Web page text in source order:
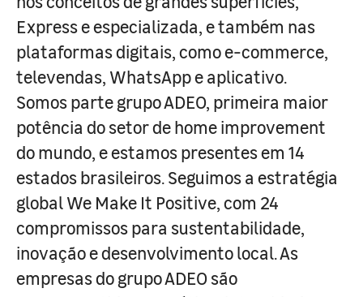
Express e especializada, e também nas
plataformas digitais, como e-commerce,
televendas, WhatsApp e aplicativo.
Somos parte grupo ADEO, primeira maior
potência do setor de home improvement
do mundo, e estamos presentes em 14
estados brasileiros. Seguimos a estratégia
global We Make It Positive, com 24
compromissos para sustentabilidade,
inovação e desenvolvimento local. As
empresas do grupo ADEO são